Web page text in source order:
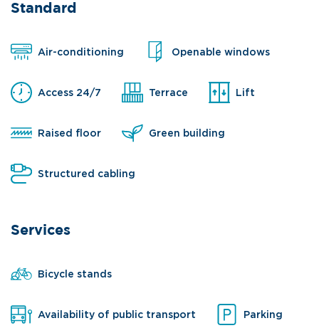
Standard
Air-conditioning Openable windows
Access 24/7 Terrace Lift
Raised floor Green building
Structured cabling
Services
Bicycle stands
Availability of public transport Parking